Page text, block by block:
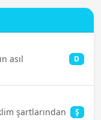
asıl
D
şartlarından
Ş